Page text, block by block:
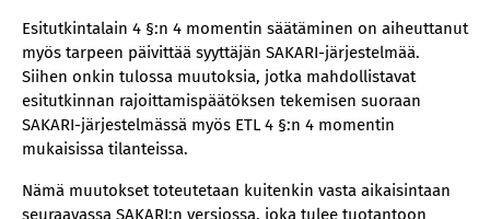
Esitutkintalain 4 §:n 4 momentin säätäminen on aiheuttanut
myös tarpeen päivittää syyttäjän SAKARI-järjestelmää.
Siihen onkin tulossa muutoksia, jotka mahdollistavat
esitutkinnan rajoittamispäätöksen tekemisen suoraan
SAKARI-järjestelmässä myös ETL 4 §:n 4 momentin
mukaisissa tilanteissa.
Nämä muutokset toteutetaan kuitenkin vasta aikaisintaan
seuraavassa SAKARI:n versiossa, joka tulee tuotantoon